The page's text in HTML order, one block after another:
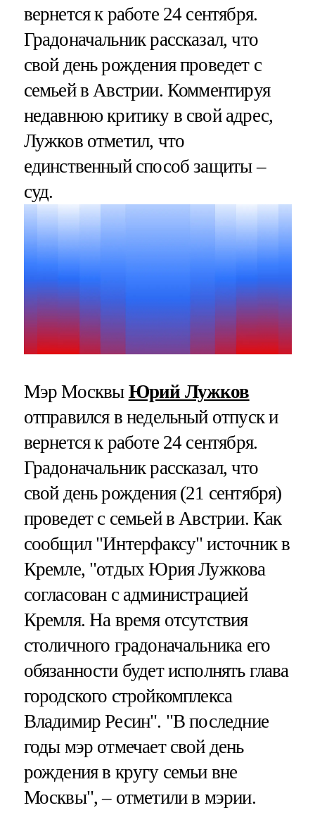
вернется к работе 24 сентября.
Градоначальник рассказал, что
свой день рождения проведет с
семьей в Австрии. Комментируя
недавнюю критику в свой адрес,
Лужков отметил, что
единственный способ защиты –
суд.
Мэр Москвы Юрий Лужков
отправился в недельный отпуск и
вернется к работе 24 сентября.
Градоначальник рассказал, что
свой день рождения (21 сентября)
проведет с семьей в Австрии. Как
сообщил "Интерфаксу" источник в
Кремле, "отдых Юрия Лужкова
согласован с администрацией
Кремля. На время отсутствия
столичного градоначальника его
обязанности будет исполнять глава
городского стройкомплекса
Владимир Ресин". "В последние
годы мэр отмечает свой день
рождения в кругу семьи вне
Москвы", – отметили в мэрии.